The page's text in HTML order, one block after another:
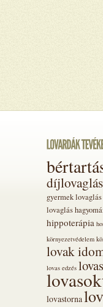
díjlovaglás
gyermek lovaglás
lovaglás
hippoterápia
környezetvédelem
lovak
lovas edzés
lovastorna